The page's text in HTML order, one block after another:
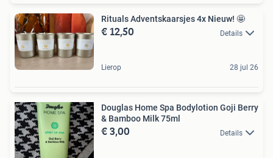
Rituals Adventskaarsjes 4x Nieuw! 🤩
€ 12,50 Details
Lierop 28 jul 26
Douglas Home Spa Bodylotion Goji Berry
& Bamboo Milk 75ml
€ 3,00 Details